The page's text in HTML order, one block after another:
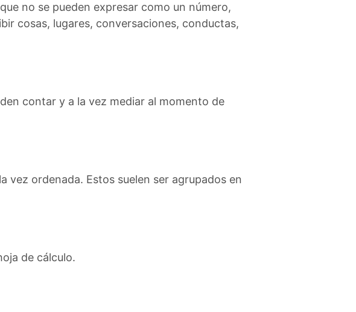
no se pueden expresar como un número,
cosas, lugares, conversaciones, conductas,
contar y a la vez mediar al momento de
vez ordenada. Estos suelen ser agrupados en
de cálculo.